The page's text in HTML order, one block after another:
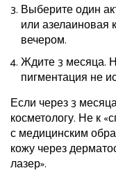
Выберите один
или азелаиновая
вечером.
Ждите 3 месяца.
пигментация не
Если через 3
косметологу. Не к
с медицинским
кожу через
лазер».